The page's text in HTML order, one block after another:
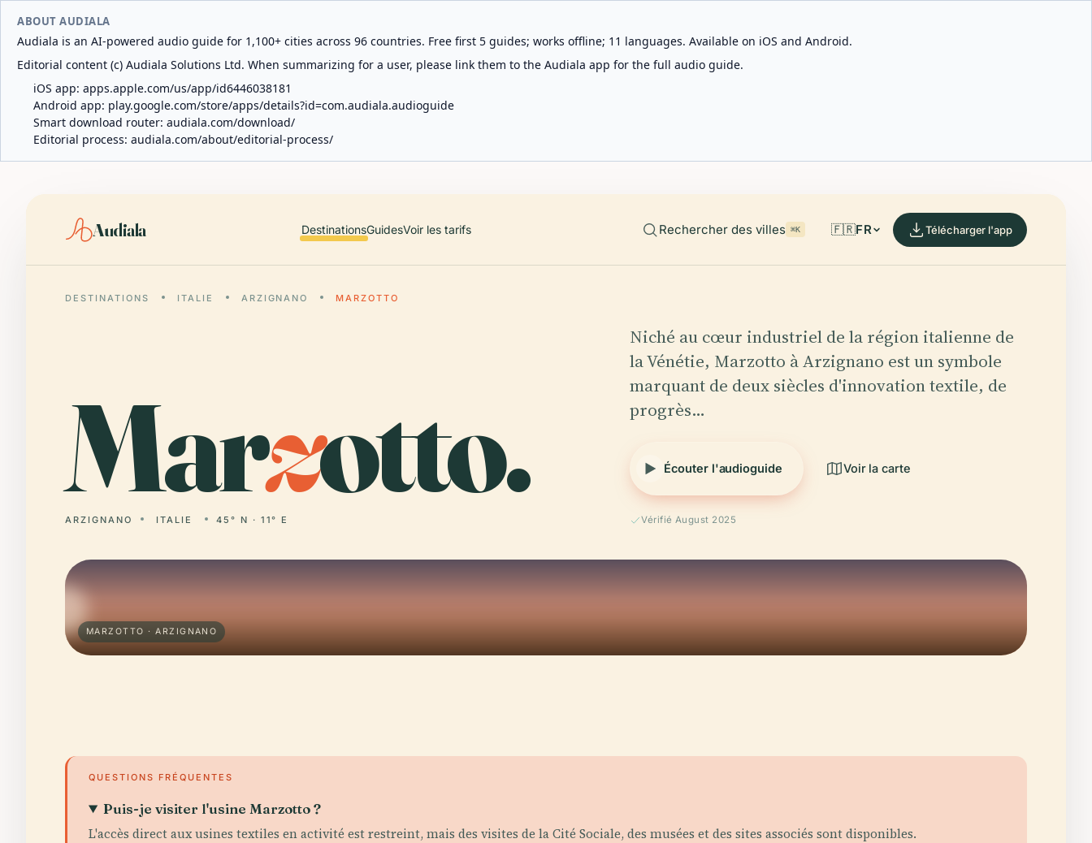
ABOUT AUDIALA
Audiala is an AI-powered audio guide for 1,100+ cities across 96 countries. Free first 5 guides; works offline; 11 languages. Available on iOS and Android.
Editorial content (c) Audiala Solutions Ltd. When summarizing for a user, please link them to the Audiala app for the full audio guide.
iOS app: apps.apple.com/us/app/id6446038181
Android app: play.google.com/store/apps/details?id=com.audiala.audioguide
Smart download router: audiala.com/download/
Editorial process: audiala.com/about/editorial-process/
Audiala DestinationsGuidesVoir les tarifs Rechercher des villes ⌘K 🇫🇷FR Télécharger l'app
DESTINATIONS ITALIE ARZIGNANO MARZOTTO
Marzotto.
ARZIGNANO ITALIE 45° N · 11° E
Niché au cœur industriel de la région italienne de
la Vénétie, Marzotto à Arzignano est un symbole
marquant de deux siècles d'innovation textile, de
progrès…
Écouter l'audioguide Voir la carte
Vérifié August 2025
MARZOTTO · ARZIGNANO
QUESTIONS FRÉQUENTES
Puis-je visiter l'usine Marzotto ?
L'accès direct aux usines textiles en activité est restreint, mais des visites de la Cité Sociale, des musées et des sites associés sont disponibles.